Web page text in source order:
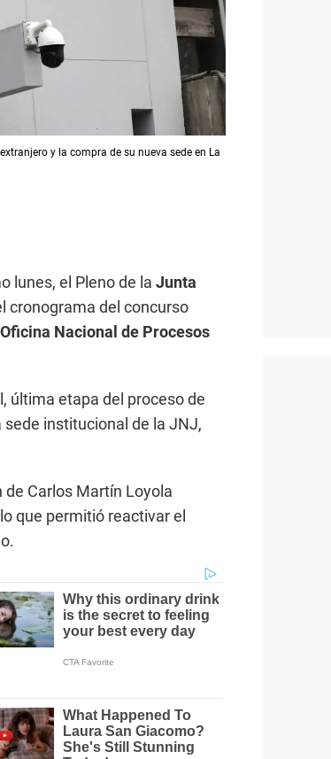
y la compra de su nueva sede en La
lunes, el Pleno de la Junta
cronograma del concurso
Oficina Nacional de Procesos
última etapa del proceso de
institucional de la JNJ,
Carlos Martín Loyola
que permitió reactivar el